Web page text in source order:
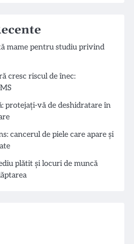
mame pentru studiu privind
cresc riscul de înec:
protejați-vă de deshidratare în
cancerul de piele care apare și
plătit și locuri de muncă